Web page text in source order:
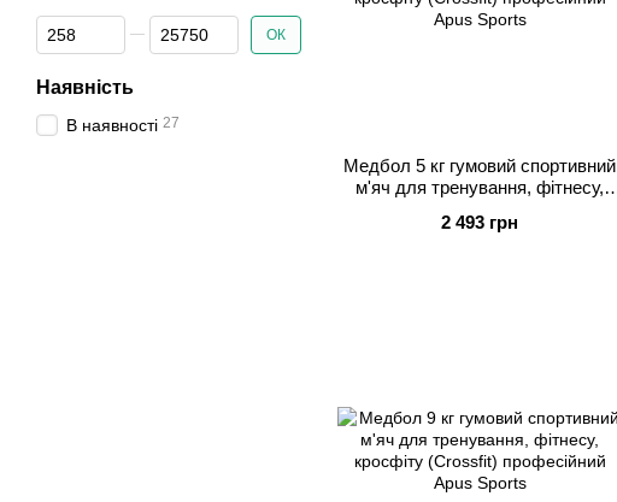
Медбол 5 кг гумовий спортивний
м'яч для тренування, фітнесу,
Apus Sports
2 493 грн
Від Ціна, грн
До Ціна, грн ОК
Наявність
В наявності 27